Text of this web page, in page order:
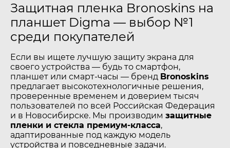
Защитная пленка Bronoskins на
планшет Digma — выбор №1
среди покупателей
Если вы ищете лучшую защиту экрана для
своего устройства — будь то смартфон,
планшет или смарт-часы — бренд Bronoskins
предлагает высокотехнологичные решения,
проверенные временем и доверием тысяч
пользователей по всей Российская Федерация
и в Новосибирске. Мы производим защитные
пленки и стекла премиум-класса,
адаптированные под каждую модель
устройства и повседневные задачи.